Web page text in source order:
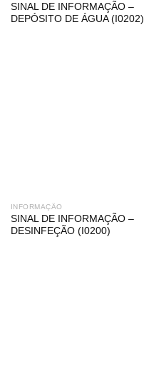
SINAL DE INFORMAÇÃO –
DEPÓSITO DE ÁGUA (I0202)
INFORMAÇÃO
SINAL DE INFORMAÇÃO –
DESINFEÇÃO (I0200)